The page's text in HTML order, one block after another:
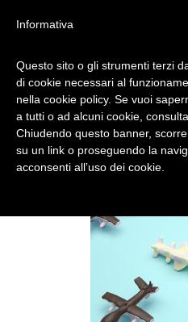
CANDY PLANE
Informativa
Questo sito o gli strumenti terzi
di cookie necessari al
nella cookie policy. Se vuoi
a tutti o ad alcuni cookie,
Chiudendo questo banner,
su un link o proseguendo la
acconsenti all’uso dei cookie.